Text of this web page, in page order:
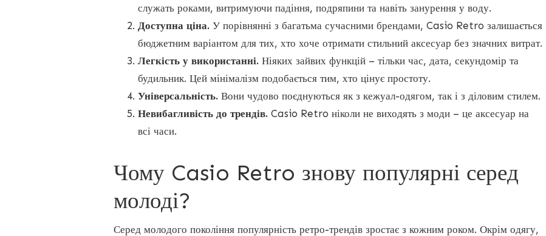
служать роками, витримуючи падіння, подряпини та навіть занурення у воду.
Доступна ціна. У порівнянні з багатьма сучасними брендами, Casio Retro залишається
бюджетним варіантом для тих, хто хоче отримати стильний аксесуар без значних витрат.
Легкість у використанні. Ніяких зайвих функцій – тільки час, дата, секундомір та
будильник. Цей мінімалізм подобається тим, хто цінує простоту.
Універсальність. Вони чудово поєднуються як з кежуал-одягом, так і з діловим стилем.
Невибагливість до трендів. Casio Retro ніколи не виходять з моди – це аксесуар на
всі часи.
Чому Casio Retro знову популярні серед
молоді?
Серед молодого покоління популярність ретро-трендів зростає з кожним роком. Окрім одягу,